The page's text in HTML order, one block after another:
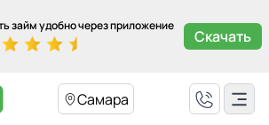
займ удобно через приложение
Скачать
Самара